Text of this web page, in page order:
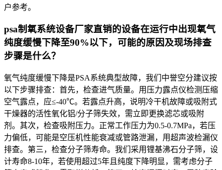
户参考。
psa制氧系统设备厂家直销的设备在运行中出现氧气
纯度缓慢下降至90%以下，可能的原因及现场排查
步骤是什么？
氧气纯度缓慢下降是PSA系统典型故障，我们中誉空分建议按
以下步骤排查：首先，检查进气质量。用压力露点仪检测压缩
空气露点，应≤-40℃。若露点升高，说明冷干机故障或吸附式
干燥器的活性氧化铝/分子筛失效，需立即更换滤芯或吸附
剂。其次，检查吸附压力。正常工作压力为0.5-0.7MPa，若压
力偏低，可能是空压机性能衰减或管路泄漏，用超声波检漏仪
排查。第三，检查分子筛寿命。我们采用锂基沸石分子筛，设
计寿命8-10年，若使用超过5年且纯度下降明显，需考虑分子